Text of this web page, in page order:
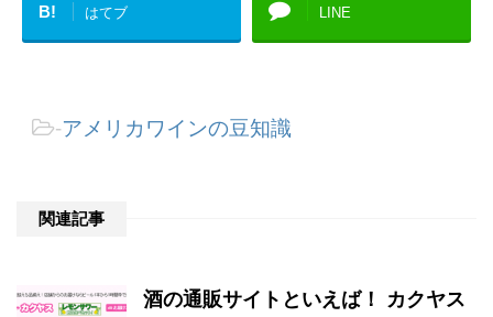
B! はてブ LINE
-アメリカワインの豆知識
関連記事
酒の通販サイトといえば！ カクヤス